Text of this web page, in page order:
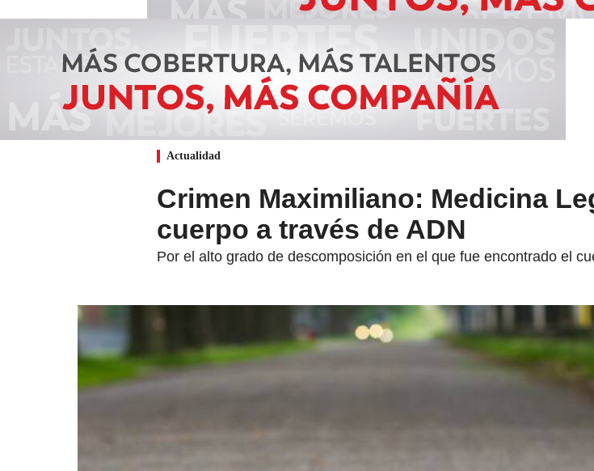
Actualidad
Crimen Maximiliano: Medicina
cuerpo a través de ADN
Por el alto grado de descomposición en el que fue encontrado el